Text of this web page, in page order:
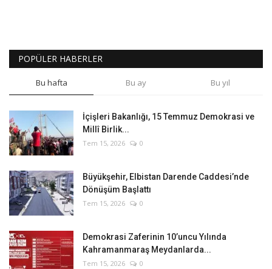
POPÜLER HABERLER
Bu hafta Bu ay Bu yıl
İçişleri Bakanlığı, 15 Temmuz Demokrasi ve
Millî Birlik...
Tem 15, 2026 0
Büyükşehir, Elbistan Darende Caddesi’nde
Dönüşüm Başlattı
Tem 15, 2026 0
Demokrasi Zaferinin 10’uncu Yılında
Kahramanmaraş Meydanlarda...
Tem 15, 2026 0